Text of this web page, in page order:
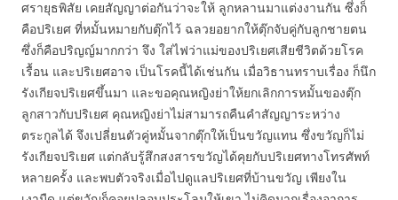
ศรายุธพิสัย เคยสัญญาต่อกันว่าจะให้ ลูกหลานมาแต่งงานกัน ซึ่งก็
คือปริเยศ ที่หมั้นหมายกับตุ๊กไว้ ฉลวยอยากให้ตุ๊กจับคู่กับลูกชายตน
ซึ่งก็คือปริญญ์มากกว่า จึง ใส่ไฟว่าแม่ของปริเยศเสียชีวิตด้วยโรค
เรื้อน และปริเยศอาจ เป็นโรคนี้ได้เช่นกัน เมื่อวิธานทราบเรื่อง ก็นึก
รังเกียจปริเยศขึ้นมา และขอคุณหญิงย่าให้ยกเลิกการหมั้นของตุ๊ก
ลูกสาวกับปริเยศ คุณหญิงย่าไม่สามารถคืนคำสัญญาระหว่าง
ตระกูลได้ จึงเปลี่ยนตัวคู่หมั้นจากตุ๊กให้เป็นขวัญแทน ซึ่งขวัญก็ไม่
รังเกียจปริเยศ แต่กลับรู้สึกสงสารขวัญได้คุยกับปริเยศทางโทรศัพท์
หลายครั้ง และพบตัวจริงเมื่อไปดูแลปริเยศที่บ้านขวัญ เพียงใน